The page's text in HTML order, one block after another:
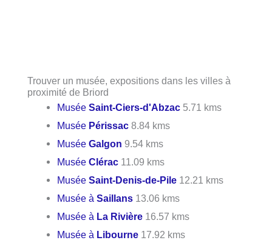
Trouver un musée, expositions dans les villes à
proximité de Briord
MuséeSaint-Ciers-d'Abzac 5.71 kms
Musée Périssac 8.84 kms
MuséeGalgon 9.54 kms
MuséeClérac 11.09 kms
MuséeSaint-Denis-de-Pile 12.21 kms
Musée àSaillans 13.06 kms
Musée à La Rivière 16.57 kms
Musée à Libourne 17.92 kms